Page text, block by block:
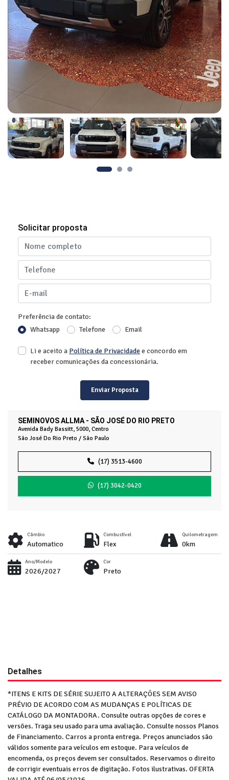
SEMINOVOS ALLMA - SÃO JOSÉ DO RIO PRETO
Avenida Bady Bassitt, 5000, Centro
São José Do Rio Preto / São Paulo
(17) 3513-4600
(17) 3042-0420
Solicitar proposta
Preferência de contato:
Whatsapp
Telefone Email
Li e aceito a Política de Privacidadee concordo em
receber comunicações da concessionária.
Enviar Proposta
Câmbio
Automatico
Combustível
Flex
Quilometragem
0km
Ano/Modelo
2026/2027
Cor
Preto
Detalhes
*ITENS E KITS DE SÉRIE SUJEITO A ALTERAÇÕES SEM AVISO
PRÉVIO DE ACORDO COM AS MUDANÇAS E POLÍTICAS DE
CATÁLOGO DA MONTADORA. Consulte outras opções de cores e
versões. Traga seu usado para uma avaliação. Consulte nossos Planos
de Financiamento. Carros a pronta entrega. Preços anunciados são
válidos somente para veículos em estoque. Para veículos de
encomenda, os preços devem ser consultados. Reservamos o direito
de corrigir eventuais erros de digitação. Fotos ilustrativas. OFERTA